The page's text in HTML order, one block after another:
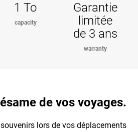
1 To
capacity
Garantie
limitée
de 3 ans
warranty
de vos voyages.
lors de vos déplacements